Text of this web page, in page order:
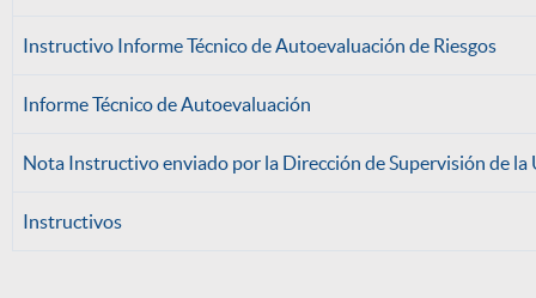
Instructivo Informe Técnico de Autoevaluación de Riesgos
Informe Técnico de Autoevaluación
Nota Instructivo enviado por la Dirección de Supervisión de la
Instructivos